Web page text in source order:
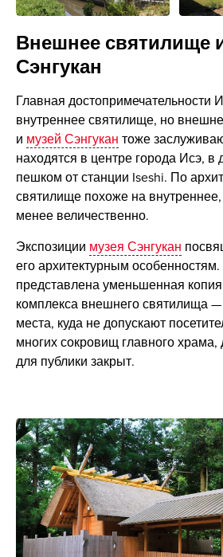
Внешнее святилище
Сэнгукан
Главная достопримечательности
внутреннее святилище, но
и музей Сэнгукан тоже
находятся в центре города Исэ, в
пешком от станции Iseshi. По
святилище похоже на
менее величественно.
Экспозиции музея Сэнгукан
его архитектурным
представлена уменьшенная копия
комплекса внешнего святилища
места, куда не допускают
многих сокровищ главного храма,
для публики закрыт.